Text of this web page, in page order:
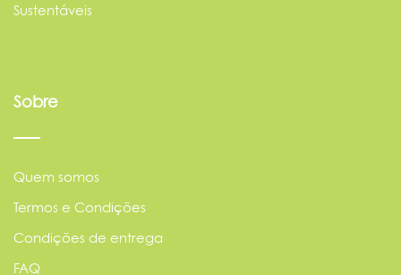
Sustentáveis
Sobre
Quem somos
Termos e Condições
Condições de entrega
FAQ